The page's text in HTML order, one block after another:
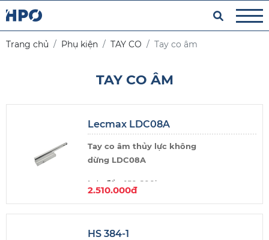
Trang chủ Phụ kiện TAY CO Tay co âm
TAY CO ÂM
Lecmax LDC08A
Tay co âm thủy lực không
dừng LDC08A
Lực đẩy: 150-200kg
Thương hiệu:Lecmax Việt Nam
Xuất xứ: Trung Quốc
2.510.000đ
HS 384-1